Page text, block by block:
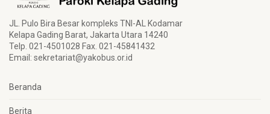
JL. Pulo Bira Besar kompleks TNI-AL Kodamar
Kelapa Gading Barat, Jakarta Utara 14240
Telp. 021-4501028 Fax. 021-45841432
Email: sekretariat@yakobus.or.id
Beranda
Berita